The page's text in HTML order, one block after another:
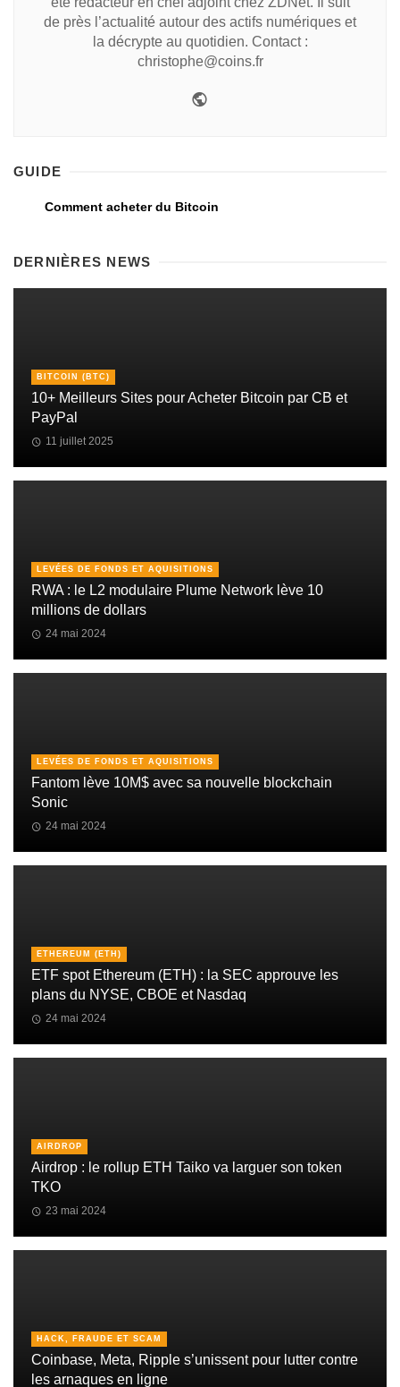
de près l’actualité autour des actifs numériques et
la décrypte au quotidien. Contact :
christophe@coins.fr
GUIDE
Comment acheter du Bitcoin
DERNIÈRES NEWS
BITCOIN (BTC)
10+ Meilleurs Sites pour Acheter Bitcoin par CB et
PayPal
11 juillet 2025
LEVÉES DE FONDS ET AQUISITIONS
RWA : le L2 modulaire Plume Network lève 10
millions de dollars
24 mai 2024
LEVÉES DE FONDS ET AQUISITIONS
Fantom lève 10M$ avec sa nouvelle blockchain
Sonic
24 mai 2024
ETHEREUM (ETH)
ETF spot Ethereum (ETH) : la SEC approuve les
plans du NYSE, CBOE et Nasdaq
24 mai 2024
AIRDROP
Airdrop : le rollup ETH Taiko va larguer son token
TKO
23 mai 2024
HACK, FRAUDE ET SCAM
Coinbase, Meta, Ripple s’unissent pour lutter contre
les arnaques en ligne